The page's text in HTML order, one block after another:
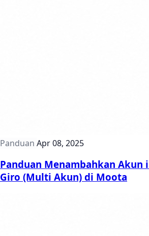
Panduan Apr 08, 2025
Panduan Menambahkan Akun
Giro (Multi Akun) di Moota